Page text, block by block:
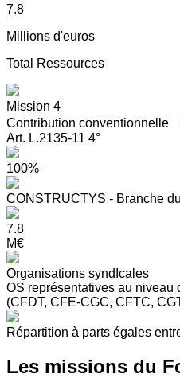
7.8
Millions d'euros
Total Ressources
Mission 4
Contribution conventionnelle
Art. L.2135-11 4°
100%
CONSTRUCTYS - Branche
7.8
M€
Organisations syndIcales
OS représentatives au niveau
(CFDT, CFE-CGC, CFTC,
Répartition à parts égales
Les missions du